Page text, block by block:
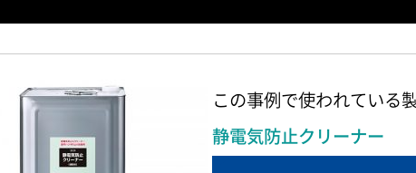
この事例で使われている
静電気防止クリーナー